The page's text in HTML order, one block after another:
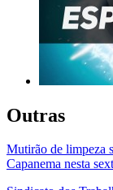
Outras
Mutirão de limpeza
Capanema nesta